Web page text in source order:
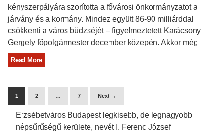
kényszerpályára szorította a fővárosi önkormányzatot a
járvány és a kormány. Mindez együtt 86-90 milliárddal
csökkenti a város büdzséjét – figyelmeztetett Karácsony
Gergely főpolgármester december közepén. Akkor még
Read More
1 2 … 7 Next →
Erzsébetváros Budapest legkisebb, de legnagyobb
népsűrűségű kerülete, nevét I. Ferenc József